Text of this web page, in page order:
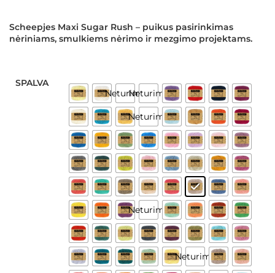
Scheepjes Maxi Sugar Rush – puikus pasirinkimas
nėriniams, smulkiems nėrimo ir mezgimo projektams.
SPALVA
NeturimeNeturime
Neturime
Neturime
Neturime